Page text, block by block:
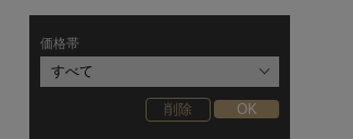
価格帯